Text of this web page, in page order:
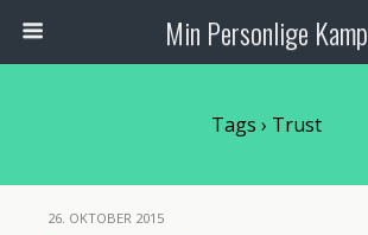
Min Personlige Kamp
Tags › Trust
26. OKTOBER 2015